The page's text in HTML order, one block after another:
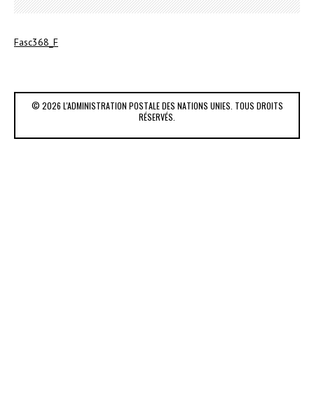
Fasc368_F
© 2026 L'ADMINISTRATION POSTALE DES NATIONS UNIES. TOUS DROITS
RÉSERVÉS.